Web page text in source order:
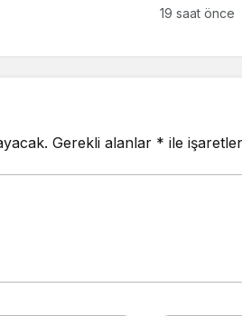
19 saat önce
Gerekli alanlar * ile